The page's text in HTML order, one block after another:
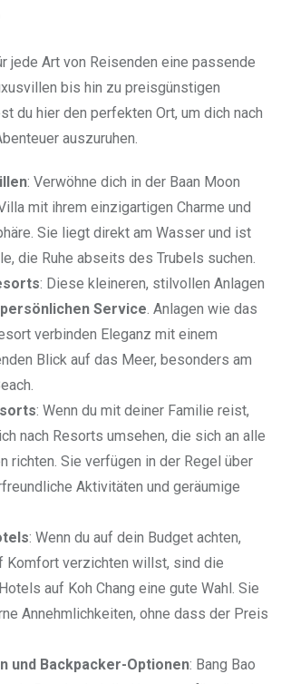
jede Art von Reisenden eine passende
bis hin zu preisgünstigen
du hier den perfekten Ort, um dich nach
auszuruhen.
: Verwöhne dich in der Baan Moon
mit ihrem einzigartigen Charme und
Sie liegt direkt am Wasser und ist
die Ruhe abseits des Trubels suchen.
: Diese kleineren, stilvollen Anlagen
persönlichen Service. Anlagen wie das
verbinden Eleganz mit einem
Blick auf das Meer, besonders am
: Wenn du mit deiner Familie reist,
nach Resorts umsehen, die sich an alle
richten. Sie verfügen in der Regel über
Aktivitäten und geräumige
: Wenn du auf dein Budget achten,
Komfort verzichten willst, sind die
auf Koh Chang eine gute Wahl. Sie
Annehmlichkeiten, ohne dass der Preis
und Backpacker-Optionen: Bang Bao